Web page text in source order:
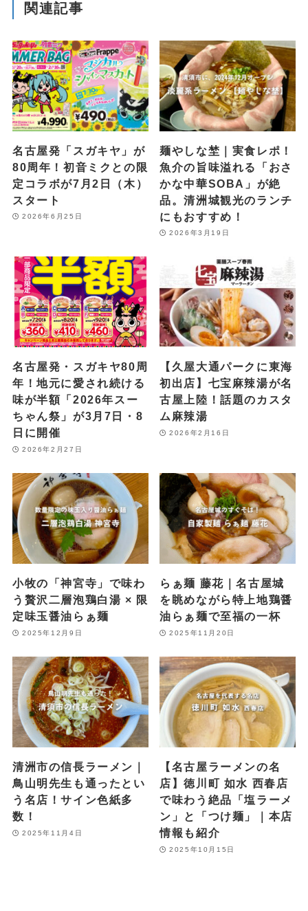
関連記事
名古屋発「スガキヤ」が
80周年！初音ミクとの限
定コラボが7月2日（木）
スタート
2026年6月25日
麺やしな埜｜実食レポ！
魚介の旨味溢れる「おさ
かな中華SOBA」が絶
品。清洲城観光のランチ
にもおすすめ！
2026年3月19日
名古屋発・スガキヤ80周
年！地元に愛され続ける
味が半額「2026年スー
ちゃん祭」が3月7日・8
日に開催
2026年2月27日
【久屋大通パークに東海
初出店】七宝麻辣湯が名
古屋上陸！話題のカスタ
ム麻辣湯
2026年2月16日
小牧の「神宮寺」で味わ
う贅沢二層泡鶏白湯 × 限
定味玉醤油らぁ麺
2025年12月9日
らぁ麺 藤花｜名古屋城
を眺めながら特上地鶏醤
油らぁ麺で至福の一杯
2025年11月20日
清洲市の信長ラーメン｜
鳥山明先生も通ったとい
う名店！サイン色紙多
数！
2025年11月4日
【名古屋ラーメンの名
店】徳川町 如水 西春店
で味わう絶品「塩ラーメ
ン」と「つけ麺」｜本店
情報も紹介
2025年10月15日